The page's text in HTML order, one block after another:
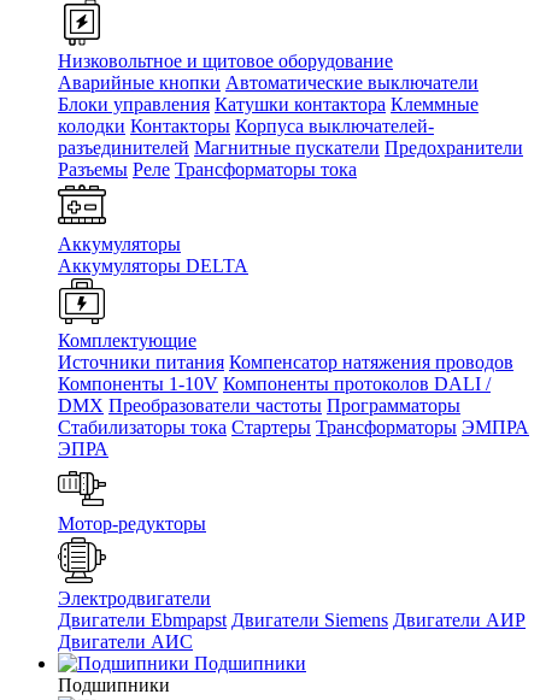
Низковольтное и щитовое оборудование
Аварийные кнопки Автоматические выключатели
Блоки управления Катушки контактора Клеммные
колодки Контакторы Корпуса выключателей-
разъединителей Магнитные пускатели Предохранители
Разъемы Реле Трансформаторы тока
Аккумуляторы
Аккумуляторы DELTA
Комплектующие
Источники питания Компенсатор натяжения проводов
Компоненты 1-10V Компоненты протоколов DALI /
DMX Преобразователи частоты Программаторы
Стабилизаторы тока Стартеры Трансформаторы ЭМПРА
ЭПРА
Мотор-редукторы
Электродвигатели
Двигатели Ebmpapst Двигатели Siemens Двигатели АИР
Двигатели АИС
Подшипники
Подшипники